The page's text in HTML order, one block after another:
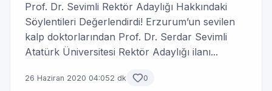
Prof. Dr. Sevimli Rektör Adaylığı Hakkındaki
Söylentileri Değerlendirdi! Erzurum’un sevilen
kalp doktorlarından Prof. Dr. Serdar Sevimli
Atatürk Üniversitesi Rektör Adaylığı ilanı...
26 Haziran 2020 04:052 dk 0